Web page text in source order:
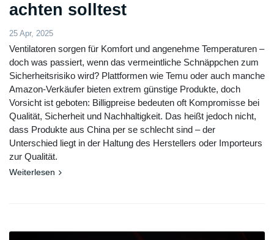
achten solltest
25 Apr, 2025
Ventilatoren sorgen für Komfort und angenehme Temperaturen –
doch was passiert, wenn das vermeintliche Schnäppchen zum
Sicherheitsrisiko wird? Plattformen wie Temu oder auch manche
Amazon-Verkäufer bieten extrem günstige Produkte, doch
Vorsicht ist geboten: Billigpreise bedeuten oft Kompromisse bei
Qualität, Sicherheit und Nachhaltigkeit. Das heißt jedoch nicht,
dass Produkte aus China per se schlecht sind – der
Unterschied liegt in der Haltung des Herstellers oder Importeurs
zur Qualität.
Weiterlesen